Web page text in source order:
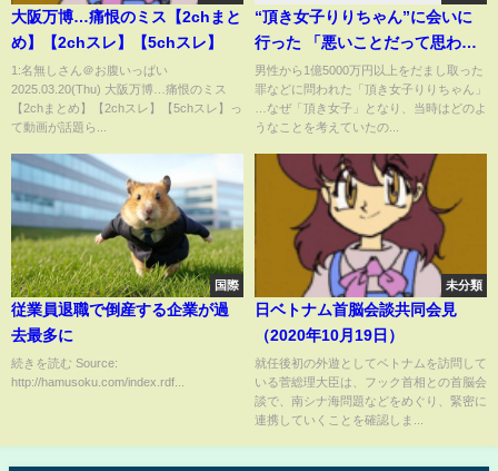
大阪万博…痛恨のミス【2chまと
め】【2chスレ】【5chスレ】
1:名無しさん＠お腹いっぱい
2025.03.20(Thu) 大阪万博…痛恨のミス
【2chまとめ】【2chスレ】【5chスレ】っ
て動画が話題ら...
“頂き女子りりちゃん”に会いに
行った 「悪いことだって思わな
いようにしていた」と振り返る
詐欺の日々
男性から1億5000万円以上をだまし取った
罪などに問われた「頂き女子りりちゃん」
…なぜ「頂き女子」となり、当時はどのよ
うなことを考えていたの...
国際
従業員退職で倒産する企業が過
去最多に
続きを読む Source:
http://hamusoku.com/index.rdf...
未分類
日ベトナム首脳会談共同会見
（2020年10月19日）
就任後初の外遊としてベトナムを訪問して
いる菅総理大臣は、フック首相との首脳会
談で、南シナ海問題などをめぐり、緊密に
連携していくことを確認しま...